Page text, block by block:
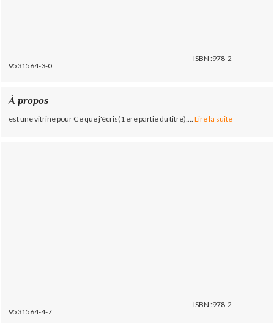
ISBN :978-2-
9531564-3-0
À propos
est une vitrine pour Ce que j'écris(1 ere partie du titre):... Lire la suite
ISBN :978-2-
9531564-4-7